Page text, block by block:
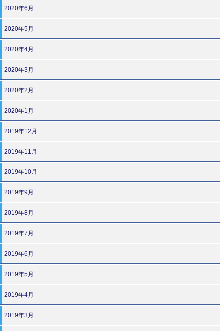
2020年6月
2020年5月
2020年4月
2020年3月
2020年2月
2020年1月
2019年12月
2019年11月
2019年10月
2019年9月
2019年8月
2019年7月
2019年6月
2019年5月
2019年4月
2019年3月